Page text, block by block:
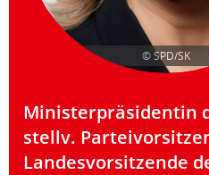
© SPD/SK
Ministerpräsidentin
stellv.
Landesvorsitzende